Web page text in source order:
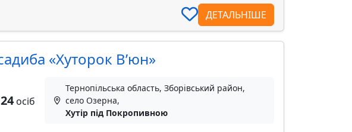
ДЕТАЛЬНІШЕ
«Хуторок В’юн»
24осіб
Тернопільська область, Зборівський район,
село Озерна,
Хутір під Покропивною